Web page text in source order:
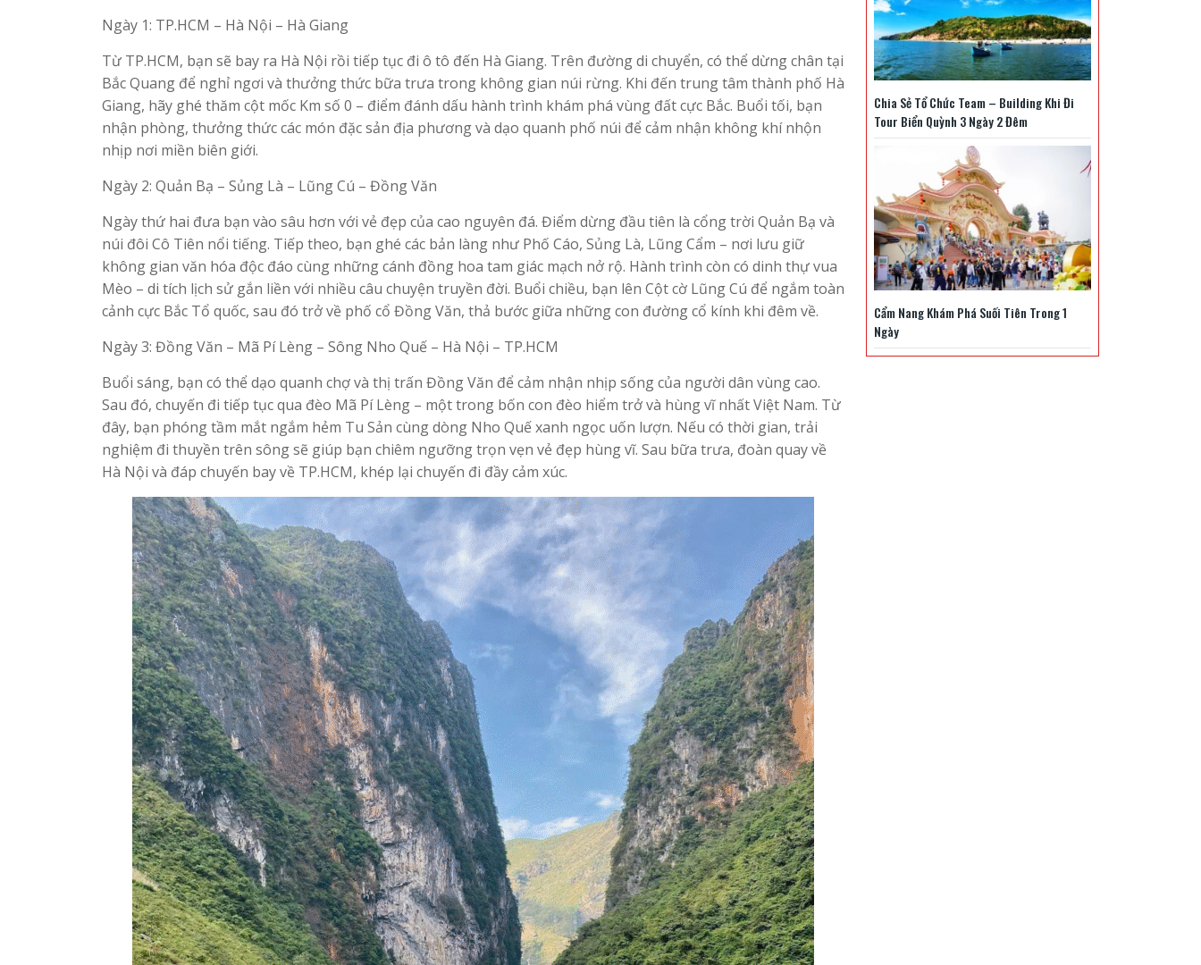
Ngày 1: TP.HCM – Hà Nội – Hà Giang
Từ TP.HCM, bạn sẽ bay ra Hà Nội rồi tiếp tục đi ô tô đến Hà Giang. Trên đường di chuyển, có thể dừng chân tại
Bắc Quang để nghỉ ngơi và thưởng thức bữa trưa trong không gian núi rừng. Khi đến trung tâm thành phố Hà
Giang, hãy ghé thăm cột mốc Km số 0 – điểm đánh dấu hành trình khám phá vùng đất cực Bắc. Buổi tối, bạn
nhận phòng, thưởng thức các món đặc sản địa phương và dạo quanh phố núi để cảm nhận không khí nhộn
nhịp nơi miền biên giới.
Ngày 2: Quản Bạ – Sủng Là – Lũng Cú – Đồng Văn
Ngày thứ hai đưa bạn vào sâu hơn với vẻ đẹp của cao nguyên đá. Điểm dừng đầu tiên là cổng trời Quản Bạ và
núi đôi Cô Tiên nổi tiếng. Tiếp theo, bạn ghé các bản làng như Phố Cáo, Sủng Là, Lũng Cẩm – nơi lưu giữ
không gian văn hóa độc đáo cùng những cánh đồng hoa tam giác mạch nở rộ. Hành trình còn có dinh thự vua
Mèo – di tích lịch sử gắn liền với nhiều câu chuyện truyền đời. Buổi chiều, bạn lên Cột cờ Lũng Cú để ngắm toàn
cảnh cực Bắc Tổ quốc, sau đó trở về phố cổ Đồng Văn, thả bước giữa những con đường cổ kính khi đêm về.
Ngày 3: Đồng Văn – Mã Pí Lèng – Sông Nho Quế – Hà Nội – TP.HCM
Buổi sáng, bạn có thể dạo quanh chợ và thị trấn Đồng Văn để cảm nhận nhịp sống của người dân vùng cao.
Sau đó, chuyến đi tiếp tục qua đèo Mã Pí Lèng – một trong bốn con đèo hiểm trở và hùng vĩ nhất Việt Nam. Từ
đây, bạn phóng tầm mắt ngắm hẻm Tu Sản cùng dòng Nho Quế xanh ngọc uốn lượn. Nếu có thời gian, trải
nghiệm đi thuyền trên sông sẽ giúp bạn chiêm ngưỡng trọn vẹn vẻ đẹp hùng vĩ. Sau bữa trưa, đoàn quay về
Hà Nội và đáp chuyến bay về TP.HCM, khép lại chuyến đi đầy cảm xúc.
Chia Sẻ Tổ Chức Team – Building Khi Đi
Tour Biển Quỳnh 3 Ngày 2 Đêm
Cẩm Nang Khám Phá Suối Tiên Trong 1
Ngày